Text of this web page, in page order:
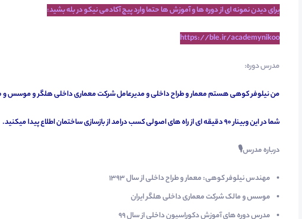
برای دیدن نمونه ای از دوره ها و آموزش ها حتما وارد پیج آکادمی نیکو در بله بشید:
https://ble.ir/academynikoo
مدرس دوره:
من نیلوفر کوهی هستم معمار و طراح داخلی و مدیرعامل شرکت معماری داخلی هلگر و موسس
شما در این وبینار 90 دقیقه ای از راه های اصولی کسب درامد از بازسازی ساختمان اطلاع پیدا میکنید.
درباره مدرس🎙
مهندس نیلوفر کوهی: معمار و طراح داخلی از سال 1393
موسس و مالک شرکت معماری داخلی هلگر ایران
مدرس دوره های آموزش دکوراسیون داخلی از سال 99